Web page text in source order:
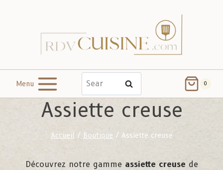
Menu Search 0
Assiette creuse
Accueil / Boutique / Assiette creuse
Découvrez notre gamme assiette creuse de